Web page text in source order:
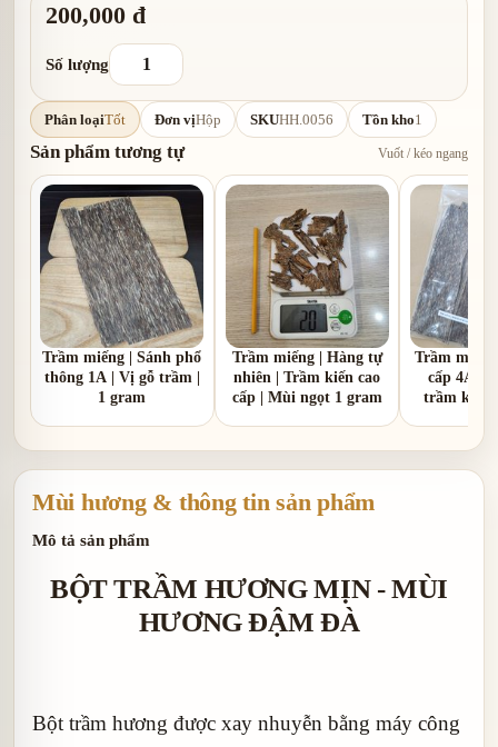
200,000 đ
Số lượng
Phân loạiTốt Đơn vịHộp SKUHH.0056 Tồn kho1
Sản phẩm tương tự Vuốt / kéo ngang
Trầm miếng | Sánh phổ
thông 1A | Vị gỗ trầm |
1 gram
Trầm miếng | Hàng tự
nhiên | Trầm kiến cao
cấp | Mùi ngọt 1 gram
Trầm
cấp 4A |
trầm kèm
Mùi hương & thông tin sản phẩm
Mô tả sản phẩm
BỘT TRẦM HƯƠNG MỊN - MÙI
HƯƠNG ĐẬM ĐÀ
Bột trầm hương được xay nhuyễn bằng máy công